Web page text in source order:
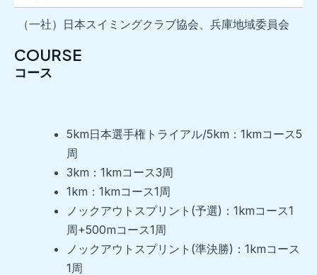
（一社）日本スイミングクラブ協会、兵庫地域委員会
COURSE
コース
5km日本選手権トライアル/5km：1kmコース5
周
3km：1kmコース3周
1km：1kmコース1周
ノックアウトスプリント(予選)：1kmコース1
周+500mコース1周
ノックアウトスプリント(準決勝)：1kmコース
1周